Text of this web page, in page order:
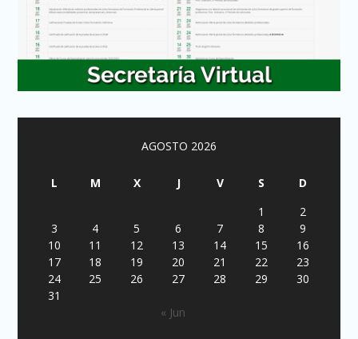
AGOSTO 2026
L M X J V S
D
1
2
3
4 5 6 7 8
9
10
11 12 13 14 15
16
17
18 19 20 21 22
23
24
25 26 27 28 29
30
31
« Jun